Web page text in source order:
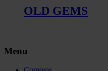
OLD GEMS
Menu